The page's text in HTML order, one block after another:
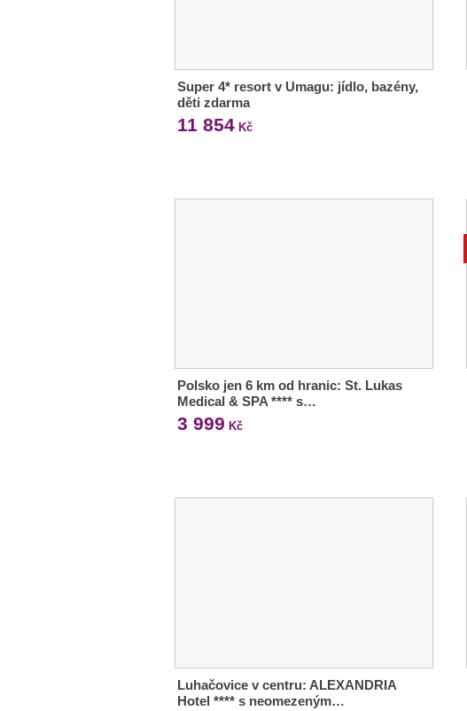
Super 4* resort v Umagu: jídlo, bazény,
děti zdarma
11 854 Kč
Polsko jen 6 km od hranic: St. Lukas
Medical & SPA **** s…
3 999 Kč
Luhačovice v centru: ALEXANDRIA
Hotel **** s neomezeným…